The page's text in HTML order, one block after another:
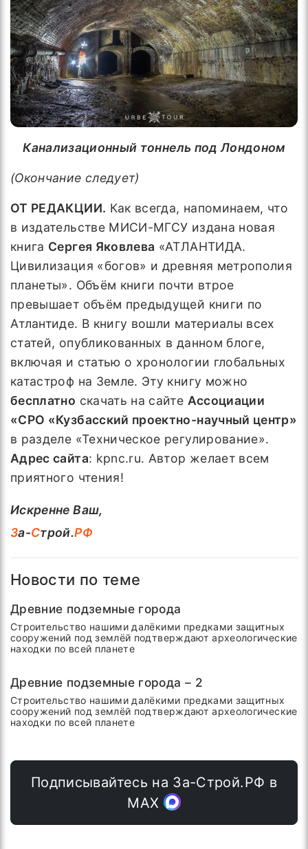
Канализационный тоннель под Лондоном
(Окончание следует)
ОТ РЕДАКЦИИ. Как всегда, напоминаем, что
в издательстве МИСИ-МГСУ издана новая
книга Сергея Яковлева «АТЛАНТИДА.
Цивилизация «богов» и древняя метрополия
планеты». Объём книги почти втрое
превышает объём предыдущей книги по
Атлантиде. В книгу вошли материалы всех
статей, опубликованных в данном блоге,
включая и статью о хронологии глобальных
катастроф на Земле. Эту книгу можно
бесплатно скачать на сайте Ассоциации
«СРО «Кузбасский проектно-научный центр»
в разделе «Техническое регулирование».
Адрес сайта: kpnc.ru. Автор желает всем
приятного чтения!
Искренне Ваш,
За-Строй.РФ
Новости по теме
Древние подземные города
Строительство нашими далёкими предками защитных
сооружений под землёй подтверждают археологические
находки по всей планете
Древние подземные города – 2
Строительство нашими далёкими предками защитных
сооружений под землёй подтверждают археологические
находки по всей планете
Подписывайтесь на За-Строй.РФ в
МАХ